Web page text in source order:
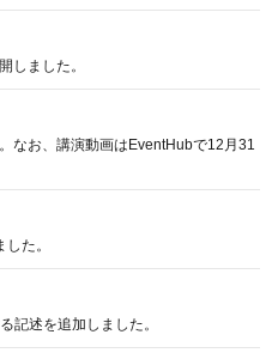
しました。
なお、講演動画はEventHubで12月31
た。
記述を追加しました。